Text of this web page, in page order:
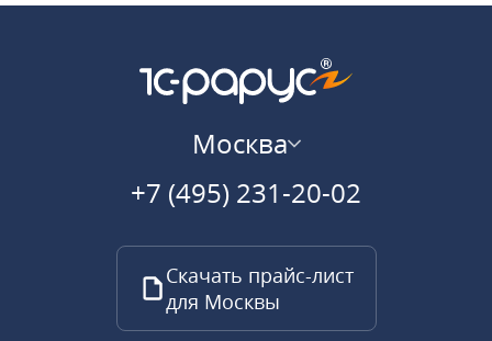
Москва
+7 (495) 231-20-02
Скачать прайс-лист
для Москвы